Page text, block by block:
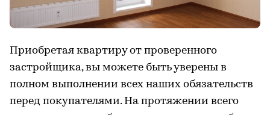
Приобретая квартиру от проверенного
застройщика, вы можете быть уверены в
полном выполнении всех наших обязательств
перед покупателями. На протяжении всего